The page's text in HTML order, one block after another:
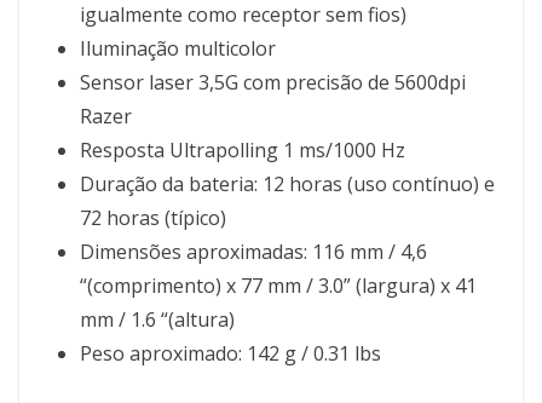
igualmente como receptor sem fios)
Iluminação multicolor
Sensor laser 3,5G com precisão de 5600dpi
Razer
Resposta Ultrapolling 1 ms/1000 Hz
Duração da bateria: 12 horas (uso contínuo) e
72 horas (típico)
Dimensões aproximadas: 116 mm / 4,6
“(comprimento) x 77 mm / 3.0” (largura) x 41
mm / 1.6 “(altura)
Peso aproximado: 142 g / 0.31 lbs